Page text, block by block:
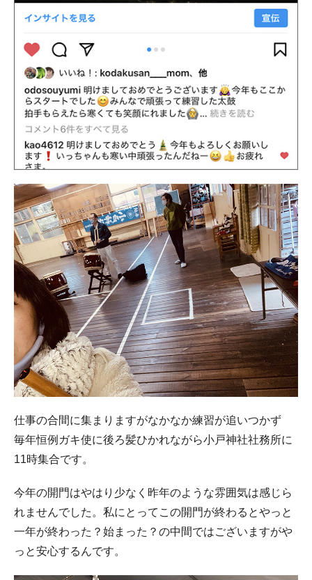
仕事の合間に集まりますがなかなか練習が追いつかず
毎年恒例ガキ使に後ろ髪ひかれながら小戸神社社務所に
11時集合です。
今年の開門はやはり少なく昨年のような雰囲気は感じら
れませんでした。私にとってこの開門が終わるとやっと
一年が終わった？始まった？の中間ではございますがや
っと安心するんです。